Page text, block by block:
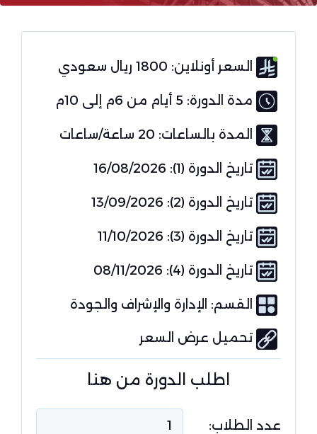
السعر أونلاين: 1800 ريال سعودي
مدة الدورة: 5 أيام من 6م إلى 10م
المدة بالساعات: 20 ساعة/ساعات
تاريخ الدورة (1): 16/08/2026
تاريخ الدورة (2): 13/09/2026
تاريخ الدورة (3): 11/10/2026
تاريخ الدورة (4): 08/11/2026
القسم: الإدارة والإشراف والجودة
تحميل عرض السعر
اطلب الدورة من هنا
عدد الطلاب: